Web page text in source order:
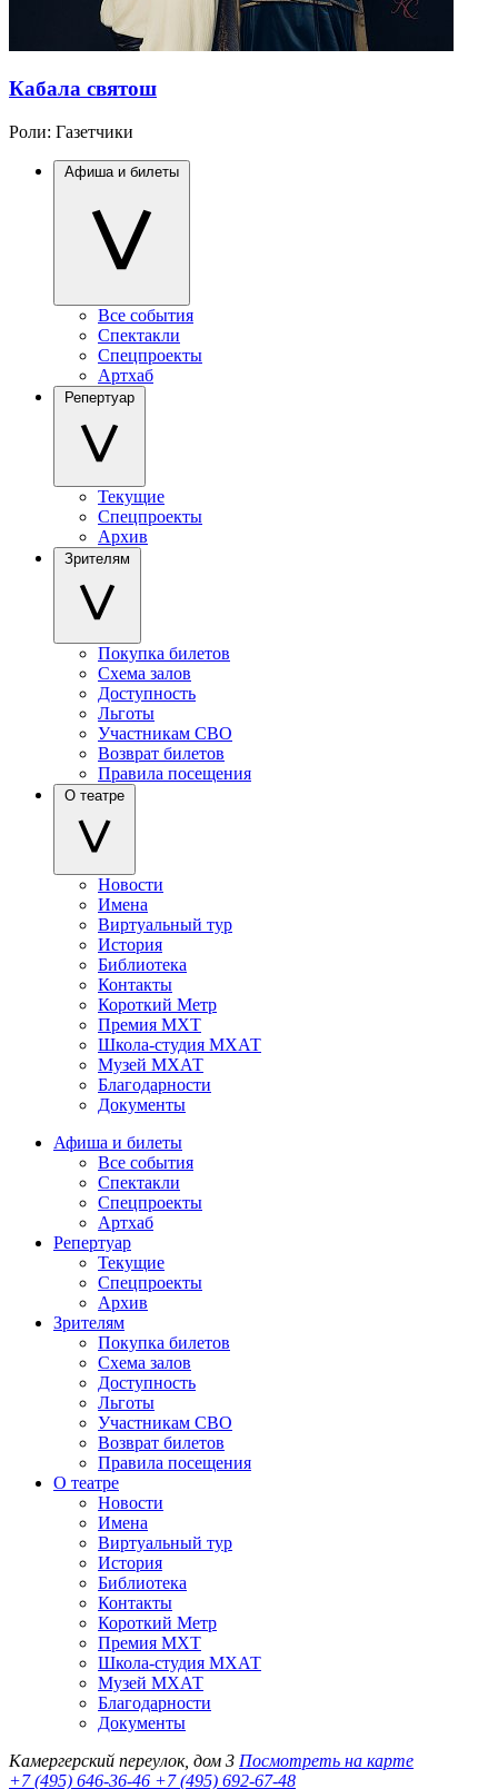
Кабала святош
Роли: Газетчики
Афиша и билеты
Все события
Спектакли
Спецпроекты
Артхаб
Репертуар
Текущие
Спецпроекты
Архив
Зрителям
Покупка билетов
Схема залов
Доступность
Льготы
Участникам СВО
Возврат билетов
Правила посещения
О театре
Новости
Имена
Виртуальный тур
История
Библиотека
Контакты
Короткий Метр
Премия МХТ
Школа-студия МХАТ
Музей МХАТ
Благодарности
Документы
Афиша и билеты
Все события
Спектакли
Спецпроекты
Артхаб
Репертуар
Текущие
Спецпроекты
Архив
Зрителям
Покупка билетов
Схема залов
Доступность
Льготы
Участникам СВО
Возврат билетов
Правила посещения
О театре
Новости
Имена
Виртуальный тур
История
Библиотека
Контакты
Короткий Метр
Премия МХТ
Школа-студия МХАТ
Музей МХАТ
Благодарности
Документы
Камергерский переулок, дом 3 Посмотреть на карте
+7 (495) 646-36-46 +7 (495) 692-67-48‬